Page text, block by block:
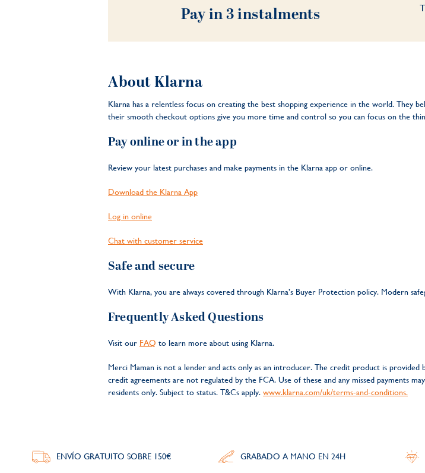
Pay in 3 instalments
About Klarna
Klarna has a relentless focus on creating the best shopping experience in the world. They
their smooth checkout options give you more time and control so you can focus on the
Pay online or in the app
Review your latest purchases and make payments in the Klarna app or online.
Download the Klarna App
Log in online
Chat with customer service
Safe and secure
With Klarna, you are always covered through Klarna’s Buyer Protection policy. Modern
Frequently Asked Questions
Visit our FAQ to learn more about using Klarna.
Merci Maman is not a lender and acts only as an introducer. The credit product is provided
credit agreements are not regulated by the FCA. Use of these and any missed payments
residents only. Subject to status. T&Cs apply. www.klarna.com/uk/terms-and-conditions.
ENVÍO GRATUITO SOBRE 150€ GRABADO A MANO EN 24H